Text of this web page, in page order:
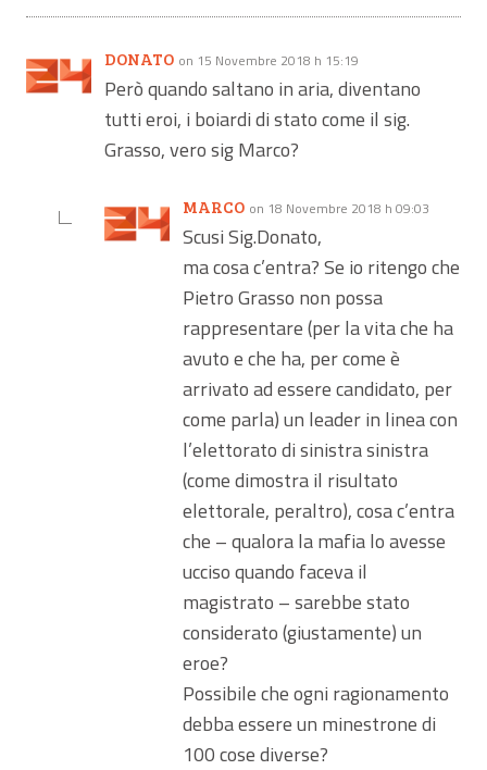
DONATO on 15 Novembre 2018 h 15:19
Però quando saltano in aria, diventano
tutti eroi, i boiardi di stato come il sig.
Grasso, vero sig Marco?
MARCO on 18 Novembre 2018 h 09:03
Scusi Sig.Donato,
ma cosa c’entra? Se io ritengo che
Pietro Grasso non possa
rappresentare (per la vita che ha
avuto e che ha, per come è
arrivato ad essere candidato, per
come parla) un leader in linea con
l’elettorato di sinistra sinistra
(come dimostra il risultato
elettorale, peraltro), cosa c’entra
che – qualora la mafia lo avesse
ucciso quando faceva il
magistrato – sarebbe stato
considerato (giustamente) un
eroe?
Possibile che ogni ragionamento
debba essere un minestrone di
100 cose diverse?